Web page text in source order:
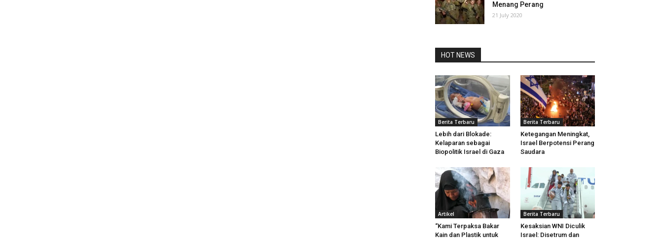
Menang Perang
21 July 2020
HOT NEWS
Berita Terbaru
Lebih dari Blokade:
Kelaparan sebagai
Biopolitik Israel di Gaza
Berita Terbaru
Ketegangan Meningkat,
Israel Berpotensi Perang
Saudara
Artikel
“Kami Terpaksa Bakar
Kain dan Plastik untuk
Berita Terbaru
Kesaksian WNI Diculik
Israel: Disetrum dan